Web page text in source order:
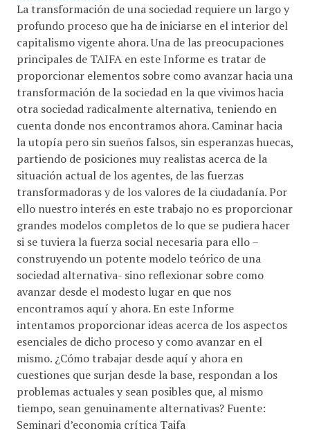
La transformación de una sociedad requiere un largo y
profundo proceso que ha de iniciarse en el interior del
capitalismo vigente ahora. Una de las preocupaciones
principales de TAIFA en este Informe es tratar de
proporcionar elementos sobre como avanzar hacia una
transformación de la sociedad en la que vivimos hacia
otra sociedad radicalmente alternativa, teniendo en
cuenta donde nos encontramos ahora. Caminar hacia
la utopía pero sin sueños falsos, sin esperanzas huecas,
partiendo de posiciones muy realistas acerca de la
situación actual de los agentes, de las fuerzas
transformadoras y de los valores de la ciudadanía. Por
ello nuestro interés en este trabajo no es proporcionar
grandes modelos completos de lo que se pudiera hacer
si se tuviera la fuerza social necesaria para ello –
construyendo un potente modelo teórico de una
sociedad alternativa- sino reflexionar sobre como
avanzar desde el modesto lugar en que nos
encontramos aquí y ahora. En este Informe
intentamos proporcionar ideas acerca de los aspectos
esenciales de dicho proceso y como avanzar en el
mismo. ¿Cómo trabajar desde aquí y ahora en
cuestiones que surjan desde la base, respondan a los
problemas actuales y sean posibles que, al mismo
tiempo, sean genuinamente alternativas? Fuente:
Seminari d’economia crítica Taifa